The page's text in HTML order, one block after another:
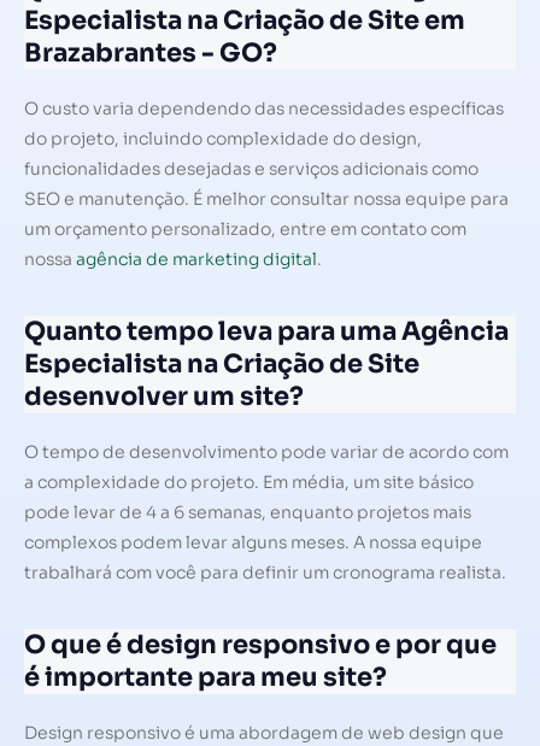
Especialista na Criação de Site em
Brazabrantes - GO?
O custo varia dependendo das necessidades específicas
do projeto, incluindo complexidade do design,
funcionalidades desejadas e serviços adicionais como
SEO e manutenção. É melhor consultar nossa equipe para
um orçamento personalizado, entre em contato com
nossa agência de marketing digital.
Quanto tempo leva para uma Agência
Especialista na Criação de Site
desenvolver um site?
O tempo de desenvolvimento pode variar de acordo com
a complexidade do projeto. Em média, um site básico
pode levar de 4 a 6 semanas, enquanto projetos mais
complexos podem levar alguns meses. A nossa equipe
trabalhará com você para definir um cronograma realista.
O que é design responsivo e por que
é importante para meu site?
Design responsivo é uma abordagem de web design que